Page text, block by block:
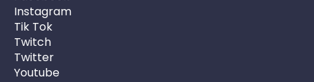
Instagram
Tik Tok
Twitch
Twitter
Youtube